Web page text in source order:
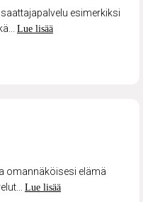
esimerkiksi
Lue lisää
omannäköisesi elämä
Lue lisää